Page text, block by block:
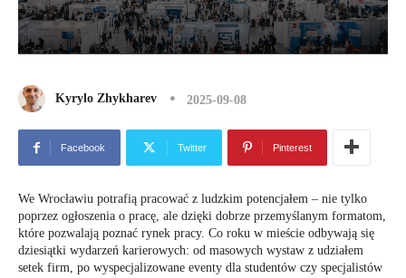
Kyrylo Zhykharev 2025-09-08
Facebook Twitter Pinterest
We Wrocławiu potrafią pracować z ludzkim potencjałem – nie tylko
poprzez ogłoszenia o pracę, ale dzięki dobrze przemyślanym formatom,
które pozwalają poznać rynek pracy. Co roku w mieście odbywają się
dziesiątki wydarzeń karierowych: od masowych wystaw z udziałem
setek firm, po wyspecjalizowane eventy dla studentów czy specjalistów